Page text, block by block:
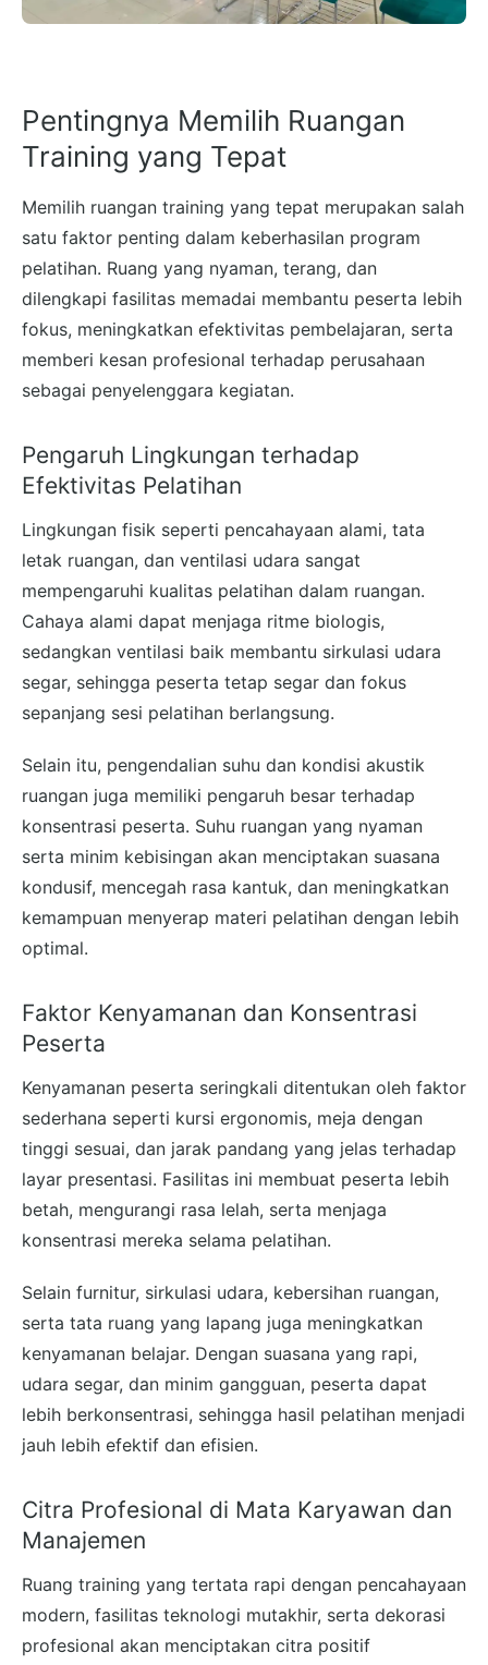
Pentingnya Memilih Ruangan
Training yang Tepat
Memilih ruangan training yang tepat merupakan salah
satu faktor penting dalam keberhasilan program
pelatihan. Ruang yang nyaman, terang, dan
dilengkapi fasilitas memadai membantu peserta lebih
fokus, meningkatkan efektivitas pembelajaran, serta
memberi kesan profesional terhadap perusahaan
sebagai penyelenggara kegiatan.
Pengaruh Lingkungan terhadap
Efektivitas Pelatihan
Lingkungan fisik seperti pencahayaan alami, tata
letak ruangan, dan ventilasi udara sangat
mempengaruhi kualitas pelatihan dalam ruangan.
Cahaya alami dapat menjaga ritme biologis,
sedangkan ventilasi baik membantu sirkulasi udara
segar, sehingga peserta tetap segar dan fokus
sepanjang sesi pelatihan berlangsung.
Selain itu, pengendalian suhu dan kondisi akustik
ruangan juga memiliki pengaruh besar terhadap
konsentrasi peserta. Suhu ruangan yang nyaman
serta minim kebisingan akan menciptakan suasana
kondusif, mencegah rasa kantuk, dan meningkatkan
kemampuan menyerap materi pelatihan dengan lebih
optimal.
Faktor Kenyamanan dan Konsentrasi
Peserta
Kenyamanan peserta seringkali ditentukan oleh faktor
sederhana seperti kursi ergonomis, meja dengan
tinggi sesuai, dan jarak pandang yang jelas terhadap
layar presentasi. Fasilitas ini membuat peserta lebih
betah, mengurangi rasa lelah, serta menjaga
konsentrasi mereka selama pelatihan.
Selain furnitur, sirkulasi udara, kebersihan ruangan,
serta tata ruang yang lapang juga meningkatkan
kenyamanan belajar. Dengan suasana yang rapi,
udara segar, dan minim gangguan, peserta dapat
lebih berkonsentrasi, sehingga hasil pelatihan menjadi
jauh lebih efektif dan efisien.
Citra Profesional di Mata Karyawan dan
Manajemen
Ruang training yang tertata rapi dengan pencahayaan
modern, fasilitas teknologi mutakhir, serta dekorasi
profesional akan menciptakan citra positif